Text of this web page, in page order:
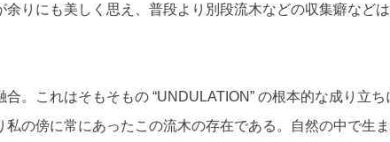
余りにも美しく思え、普段より別段流木などの収集癖など
。これはそもそもの “UNDULATION” の根本的な成り立
私の傍に常にあったこの流木の存在である。自然の中で生